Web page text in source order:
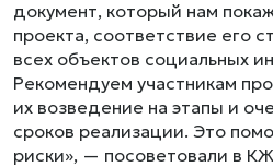
документ, который нам
проекта, соответствие его
всех объектов социальных
Рекомендуем участникам
их возведение на этапы и
сроков реализации. Это
риски», — посоветовали в